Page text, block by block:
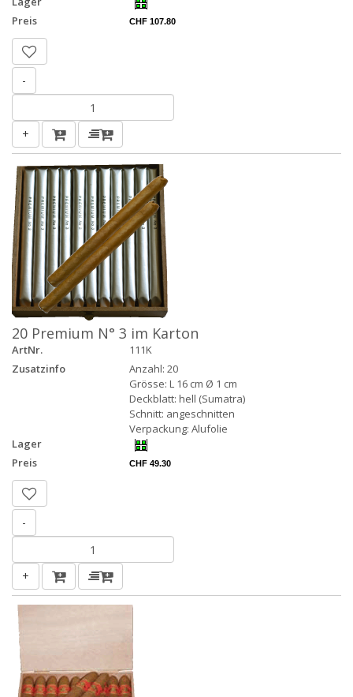
Preis
CHF 107.80
-
+
20 Premium N° 3 im Karton
ArtNr.
111K
Zusatzinfo
Anzahl: 20
Grösse: L 16 cm Ø 1 cm
Deckblatt: hell (Sumatra)
Schnitt: angeschnitten
Verpackung: Alufolie
Lager
Preis
CHF 49.30
-
+